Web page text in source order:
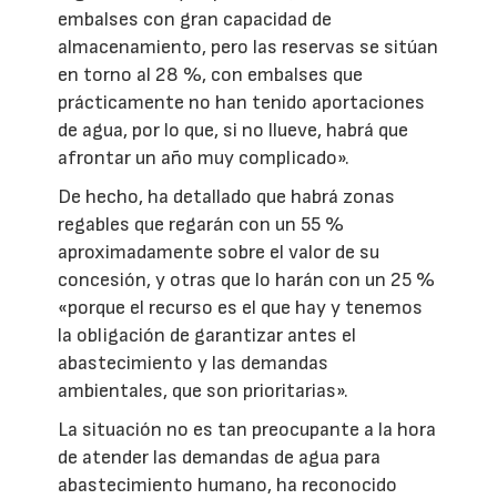
embalses con gran capacidad de
almacenamiento, pero las reservas se sitúan
en torno al 28 %, con embalses que
prácticamente no han tenido aportaciones
de agua, por lo que, si no llueve, habrá que
afrontar un año muy complicado».
De hecho, ha detallado que habrá zonas
regables que regarán con un 55 %
aproximadamente sobre el valor de su
concesión, y otras que lo harán con un 25 %
«porque el recurso es el que hay y tenemos
la obligación de garantizar antes el
abastecimiento y las demandas
ambientales, que son prioritarias».
La situación no es tan preocupante a la hora
de atender las demandas de agua para
abastecimiento humano, ha reconocido